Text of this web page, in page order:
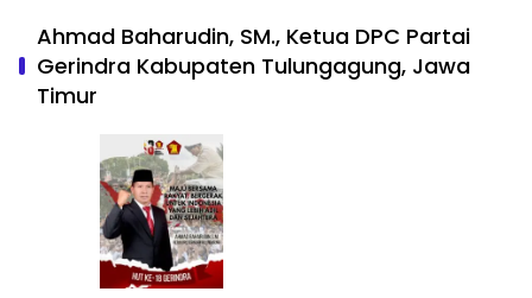
Ahmad Baharudin, SM., Ketua DPC Partai
Gerindra Kabupaten Tulungagung, Jawa
Timur